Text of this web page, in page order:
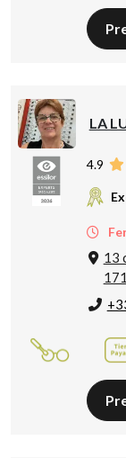
LA
4.9
13